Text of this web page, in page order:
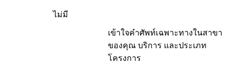
ไม่มี
เข้าใจคำศัพท์เฉพาะทางในสาขา
ของคุณ บริการ และประเภท
โครงการ